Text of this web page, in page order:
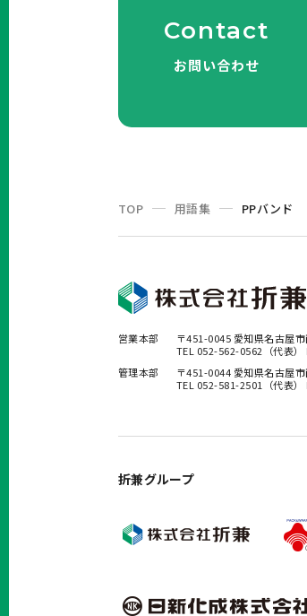
Contact
お問い合わせ
TOP 用語集 PPバンド
営業本部
〒451-0045 愛知県名古屋
TEL 052-562-0562（代表
管理本部
〒451-0044 愛知県名古屋
TEL 052-581-2501（代表）
折兼グループ